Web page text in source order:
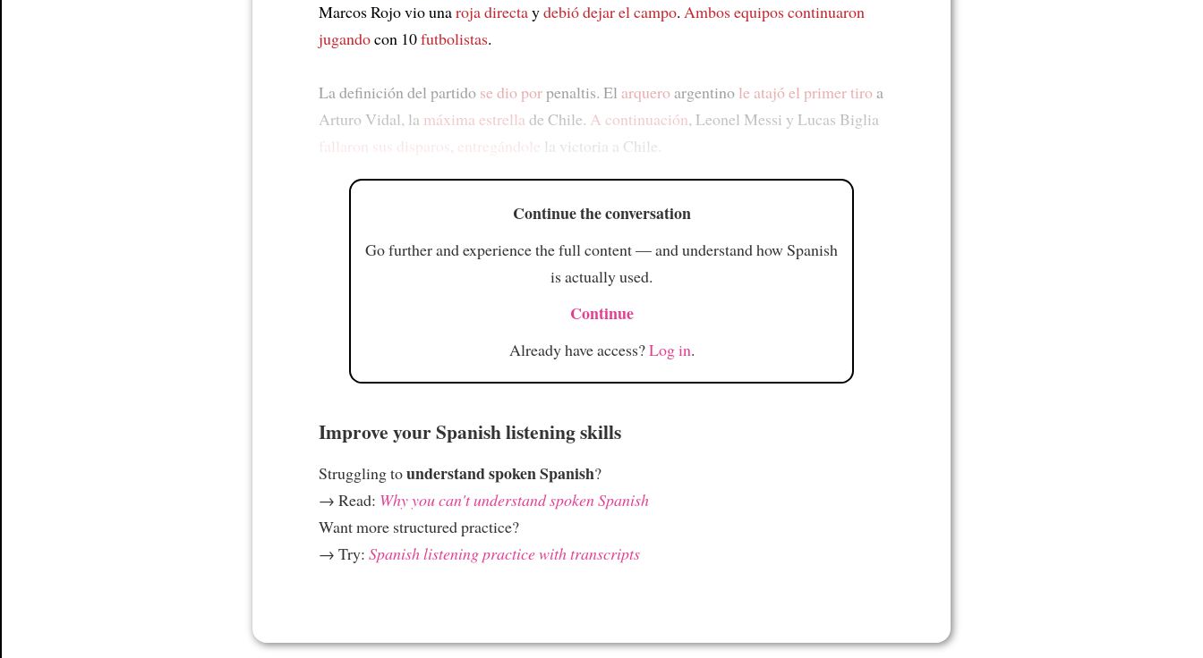
Marcos Rojo vio unaroja directaydebió dejar el campo. Ambos equiposcontinuaron
jugandocon 10futbolistas.
La definición del partido se dio porpenaltis. El arqueroargentino le atajó el primer tiroa
Arturo Vidal, la máxima estrella de Chile. A continuación, Leonel Messi y Lucas Biglia
fallaron sus disparos
entregándole la victoria a Chile.
Continue the conversation
Go further and experience the full content — and understand how Spanish
is actually used.
Continue
Already have access?Log in.
Improve your Spanish listening skills
Struggling tounderstand spoken Spanish?
→ Read: Why you can't understand spoken Spanish
Want more structured practice?
→ Try: Spanish listening practice with transcripts